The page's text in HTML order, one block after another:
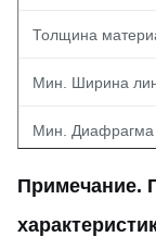
Толщина
Мин. Ширина
Мин. Диафрагма
Примечание.